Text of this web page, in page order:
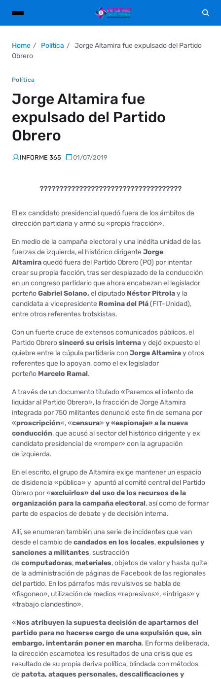
Home Política
Jorge Altamira fue expulsado del Partido
Obrero
Política
Jorge Altamira fue
expulsado del Partido
Obrero
INFORME 365 01/07/2019
????????????????????????????????????
El ex candidato presidencial quedó fuera de los ámbitos de
dirección partidaria y armó su «propia fracción».
En medio de la campaña electoral y una inédita unidad de las
fuerzas de izquierda, el histórico dirigente Jorge
Altamiraquedó fuera del Partido Obrero (PO) por intentar
crear su propia facción, tras ser desplazado de la conducción
en un congreso partidario que ahora encabezan el legislador
porteñoGabriel Solano, el diputado Néstor Pitrolay la
candidata a vicepresidente Romina del Plá(FIT-Unidad),
entre otros referentes trotskistas.
Con un fuerte cruce de extensos comunicados públicos, el
Partido Obrerosinceró su crisis internay dejó expuesto el
quiebre entre la cúpula partidaria conJorge Altamiray otros
referentes que lo apoyan, como el ex legislador
porteño Marcelo Ramal.
A través de un documento titulado «Paremos el intento de
liquidar al Partido Obrero», la fracción de Jorge Altamira
integrada por 750 militantes denunció este fin de semana por
«proscripción«, «censura» y «espionaje» a la nueva
conducción, que acusó al sector del histórico dirigente y ex
candidato presidencial de «romper» con la agrupación
de izquierda.
En el escrito, el grupo de Altamira exige mantener un espacio
de disidencia «pública» y apuntó al comité central del Partido
Obrero por «excluirlos» del uso de los recursos de la
organización para la campaña electoral, así como de formar
parte de espacios de debate y de decisión interna.
Allí, se enumeran también una serie de incidentes que van
desde el cambio de candados en los locales,expulsiones y
sanciones a militantes, sustracción
de computadoras,materiales, objetos de valor y hasta quite
de la administración de páginas de Facebook de las regionales
del partido. En los párrafos más revulsivos se habla de
«fisgoneo», utilización de medios «represivos», «intrigas» y
«trabajo clandestino».
«Nos atribuyen la supuesta decisión de apartarnos del
partido para no hacerse cargo de una expulsiónque, sin
embargo, intentarán poner en marcha. En forma deliberada,
la dirección escamotea los resultados de una crisis que es
resultado de su propia deriva política, blindada con métodos
de patota, ataques personales, descalificaciones y